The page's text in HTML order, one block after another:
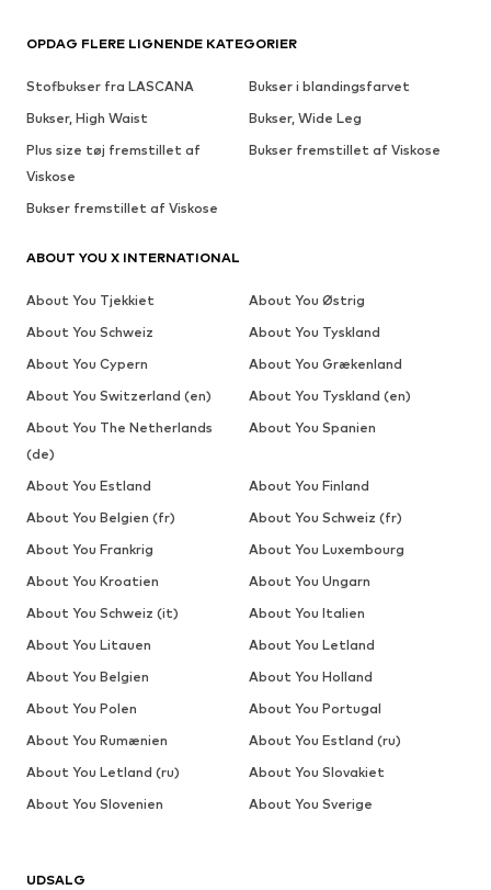
UDSALG
OPDAG FLERE LIGNENDE KATEGORIER
Stofbukser fra LASCANA
Bukser i blandingsfarvet
Bukser, High Waist
Bukser, Wide Leg
Plus size tøj fremstillet af
Viskose
Bukser fremstillet af Viskose
Bukser fremstillet af Viskose
ABOUT YOU X INTERNATIONAL
About You Tjekkiet
About You Østrig
About You Schweiz
About You Tyskland
About You Cypern
About You Grækenland
About You Switzerland (en)
About You Tyskland (en)
About You The Netherlands
(de)
About You Spanien
About You Estland
About You Finland
About You Belgien (fr)
About You Schweiz (fr)
About You Frankrig
About You Luxembourg
About You Kroatien
About You Ungarn
About You Schweiz (it)
About You Italien
About You Litauen
About You Letland
About You Belgien
About You Holland
About You Polen
About You Portugal
About You Rumænien
About You Estland (ru)
About You Letland (ru)
About You Slovakiet
About You Slovenien
About You Sverige